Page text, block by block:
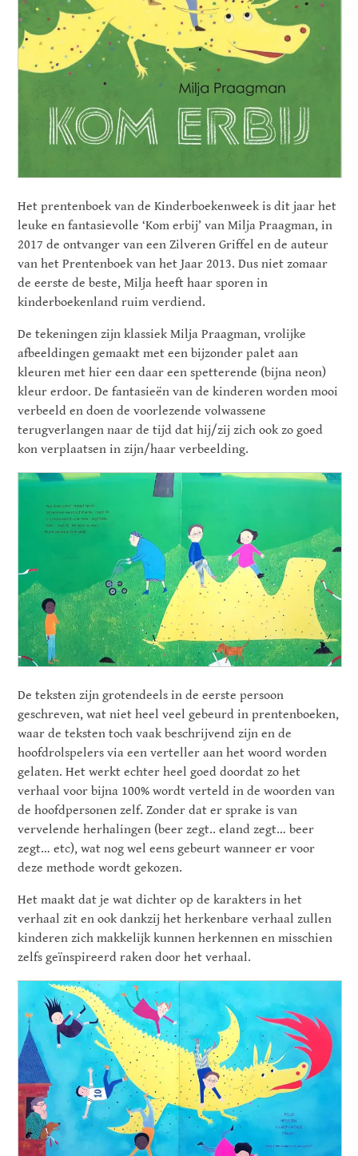
Het prentenboek van de Kinderboekenweek is dit jaar het
leuke en fantasievolle ‘Kom erbij’ van Milja Praagman, in
2017 de ontvanger van een Zilveren Griffel en de auteur
van het Prentenboek van het Jaar 2013. Dus niet zomaar
de eerste de beste, Milja heeft haar sporen in
kinderboekenland ruim verdiend.
De tekeningen zijn klassiek Milja Praagman, vrolijke
afbeeldingen gemaakt met een bijzonder palet aan
kleuren met hier een daar een spetterende (bijna neon)
kleur erdoor. Defantasieënvan de kinderen worden mooi
verbeeld en doen de voorlezende volwassene
terugverlangen naar de tijd dat hij/zij zich ook zo goed
kon verplaatsen in zijn/haar verbeelding.
De teksten zijn grotendeels in de eerste persoon
geschreven, wat niet heel veel gebeurd in prentenboeken,
waar de teksten toch vaak beschrijvend zijn en de
hoofdrolspelers via een verteller aan het woord worden
gelaten. Het werkt echter heel goed doordat zo het
verhaal voor bijna 100% wordt verteld in de woorden van
de hoofdpersonen zelf. Zonder dat er sprake is van
vervelende herhalingen (beer zegt.. eland zegt… beer
zegt… etc), wat nog wel eens gebeurt wanneer er voor
deze methode wordt gekozen.
Het maakt dat je wat dichter op de karakters in het
verhaal zit en ook dankzij het herkenbare verhaal zullen
kinderen zich makkelijk kunnen herkennen en misschien
zelfsgeïnspireerdraken door het verhaal.